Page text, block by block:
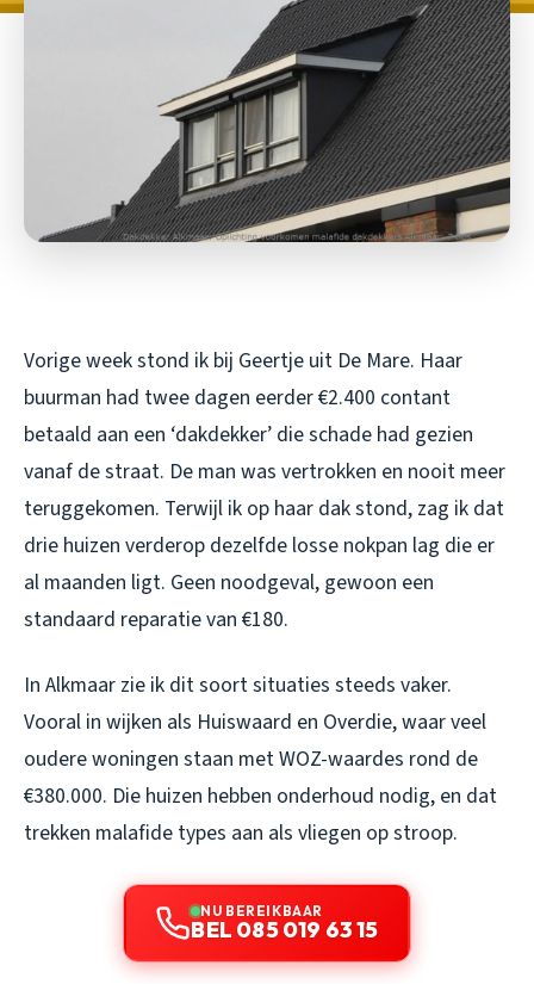
Vorige week stond ik bij Geertje uit De Mare. Haar
buurman had twee dagen eerder €2.400 contant
betaald aan een ‘dakdekker’ die schade had gezien
vanaf de straat. De man was vertrokken en nooit meer
teruggekomen. Terwijl ik op haar dak stond, zag ik dat
drie huizen verderop dezelfde losse nokpan lag die er
al maanden ligt. Geen noodgeval, gewoon een
standaard reparatie van €180.
In Alkmaar zie ik dit soort situaties steeds vaker.
Vooral in wijken als Huiswaard en Overdie, waar veel
oudere woningen staan met WOZ-waardes rond de
€380.000. Die huizen hebben onderhoud nodig, en dat
trekken malafide types aan als vliegen op stroop.
NU BEREIKBAAR
BEL 085 019 63 15